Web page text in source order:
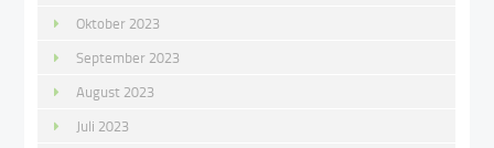
Oktober 2023
September 2023
August 2023
Juli 2023